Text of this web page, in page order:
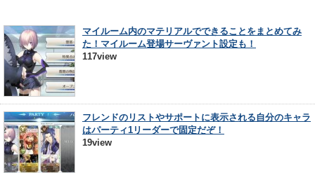
マイルーム内のマテリアルでできることをまとめてみ
た！マイルーム登場サーヴァント設定も！
117view
フレンドのリストやサポートに表示される自分のキャラ
はパーティ1リーダーで固定だぞ！
19view